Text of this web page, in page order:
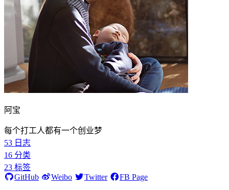
阿宝
每个打工人都有一个创业梦
53 日志
16 分类
23 标签
GitHub
Weibo Twitter FB Page